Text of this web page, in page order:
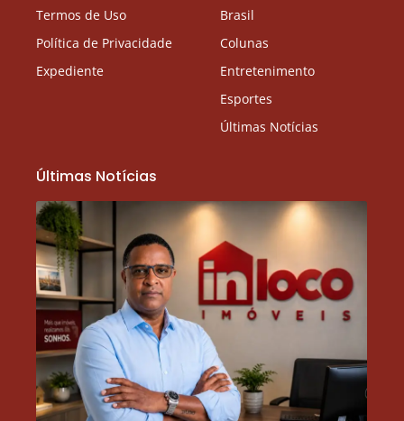
Termos de Uso
Política de Privacidade
Expediente
Brasil
Colunas
Entretenimento
Esportes
Últimas Notícias
Últimas Notícias